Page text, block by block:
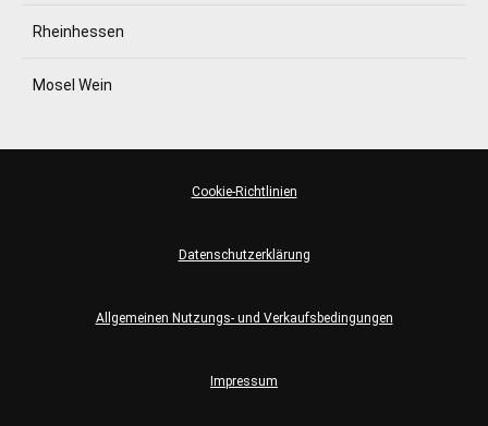
Rheinhessen
Mosel Wein
Impressum
Allgemeinen Nutzungs- und Verkaufsbedingungen
Datenschutzerklärung
Cookie-Richtlinien